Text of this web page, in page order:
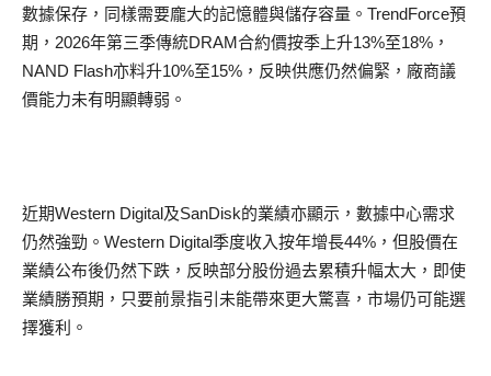
數據保存，同樣需要龐大的記憶體與儲存容量。TrendForce預
期，2026年第三季傳統DRAM合約價按季上升13%至18%，
NAND Flash亦料升10%至15%，反映供應仍然偏緊，廠商議
價能力未有明顯轉弱。
近期Western Digital及SanDisk的業績亦顯示，數據中心需求
仍然強勁。Western Digital季度收入按年增長44%，但股價在
業績公布後仍然下跌，反映部分股份過去累積升幅太大，即使
業績勝預期，只要前景指引未能帶來更大驚喜，市場仍可能選
擇獲利。